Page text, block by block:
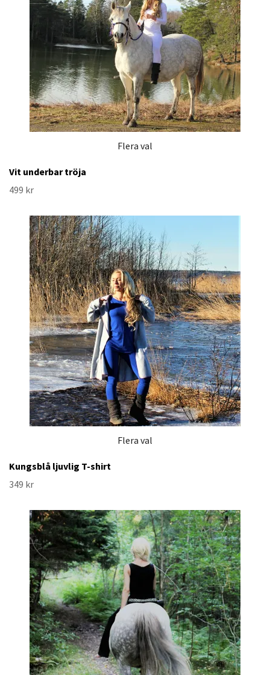
Flera val
Vit underbar tröja
499 kr
Flera val
Kungsblå ljuvlig T-shirt
349 kr